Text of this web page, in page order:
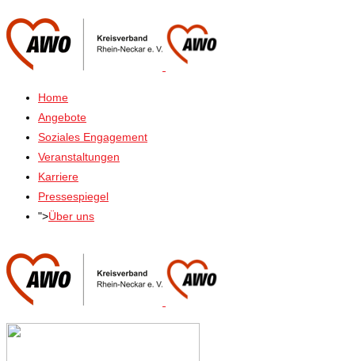
Home
Angebote
Soziales Engagement
Veranstaltungen
Karriere
Pressespiegel
">Über uns